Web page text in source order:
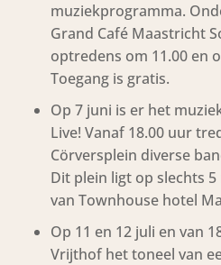
muziekprogramma.
Grand Café Maastricht
optredens om 11.00 en
Toegang is gratis.
Op 7 juni is er het
Live! Vanaf 18.00 uur
Cörversplein diverse
Dit plein ligt op slechts
van Townhouse hotel
Op 11 en 12 juli en van
Vrijthof het toneel van